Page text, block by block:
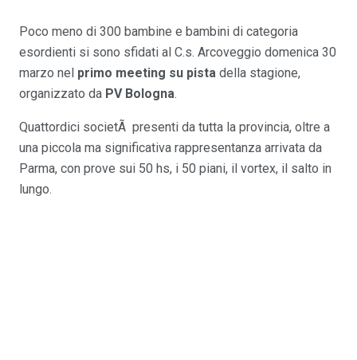
Poco meno di 300 bambine e bambini di categoria
esordienti si sono sfidati al C.s. Arcoveggio domenica 30
marzo nel primo meeting su pista della stagione,
organizzato da PV Bologna.
Quattordici societÃ presenti da tutta la provincia, oltre a
una piccola ma significativa rappresentanza arrivata da
Parma, con prove sui 50 hs, i 50 piani, il vortex, il salto in
lungo.